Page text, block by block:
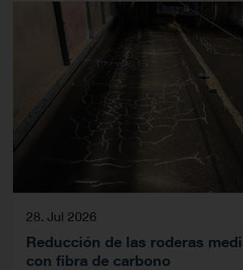
28. Jul 2026
Reducción de las roderas
con fibra de carbono